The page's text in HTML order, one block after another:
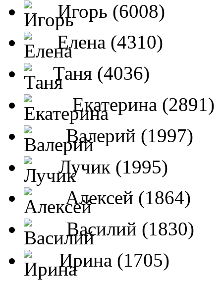
Игорь (6008)
Елена (4310)
Таня (4036)
Екатерина (2891)
Валерий (1997)
Лучик (1995)
Алексей (1864)
Василий (1830)
Ирина (1705)